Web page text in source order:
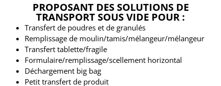
PROPOSANT DES SOLUTIONS DE
TRANSPORT SOUS VIDE POUR :
Transfert de poudres et de granulés
Remplissage de moulin/tamis/mélangeur/mélangeur
Transfert tablette/fragile
Formulaire/remplissage/scellement horizontal
Déchargement big bag
Petit transfert de produit